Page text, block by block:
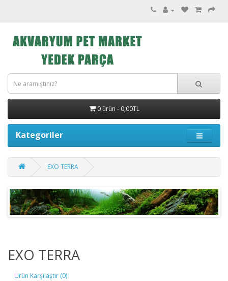
0 ürün - 0,00TL
Kategoriler
EXO TERRA
EXO TERRA
Ürün Karşılaştır (0)